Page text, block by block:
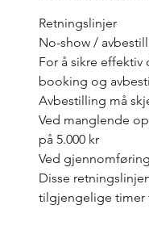
Retningslinjer
No-show /
For å sikre
booking og
Avbestilling må
Ved manglende
på 5.000 kr
Ved
Disse
tilgjengelige timer